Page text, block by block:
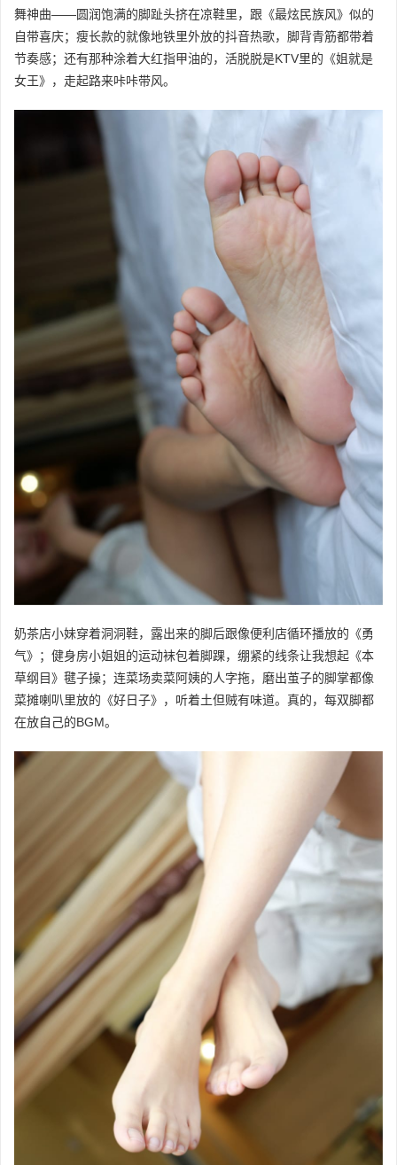
舞神曲——圆润饱满的脚趾头挤在凉鞋里，跟《最炫民族风》似的
自带喜庆；瘦长款的就像地铁里外放的抖音热歌，脚背青筋都带着
节奏感；还有那种涂着大红指甲油的，活脱脱是KTV里的《姐就是
女王》，走起路来咔咔带风。
奶茶店小妹穿着洞洞鞋，露出来的脚后跟像便利店循环播放的《勇
气》；健身房小姐姐的运动袜包着脚踝，绷紧的线条让我想起《本
草纲目》毽子操；连菜场卖菜阿姨的人字拖，磨出茧子的脚掌都像
菜摊喇叭里放的《好日子》，听着土但贼有味道。真的，每双脚都
在放自己的BGM。